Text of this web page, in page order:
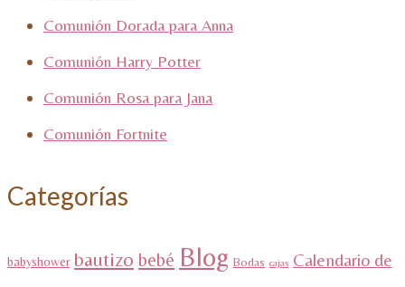
Comunión Dorada para Anna
Comunión Harry Potter
Comunión Rosa para Jana
Comunión Fortnite
Categorías
babyshower bautizo bebé Blog Bodas cajas Calendario de